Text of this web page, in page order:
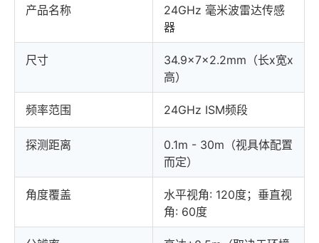
产品名称
24GHz 毫米波雷达传感
器
尺寸
34.9x7x2.2mm（长x宽x
高）
频率范围 24GHz ISM频段
探测距离
0.1m - 30m（视具体配置
而定）
角度覆盖
水平视角: 120度；垂直视
角: 60度